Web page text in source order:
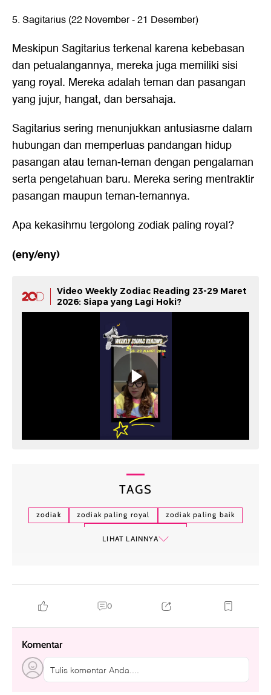
5. Sagitarius (22 November - 21 Desember)
Meskipun Sagitarius terkenal karena kebebasan
dan petualangannya, mereka juga memiliki sisi
yang royal. Mereka adalah teman dan pasangan
yang jujur, hangat, dan bersahaja.
Sagitarius sering menunjukkan antusiasme dalam
hubungan dan memperluas pandangan hidup
pasangan atau teman-teman dengan pengalaman
serta pengetahuan baru. Mereka sering mentraktir
pasangan maupun teman-temannya.
Apa kekasihmu tergolong zodiak paling royal?
(eny/eny)
Video Weekly Zodiac Reading 23-29 Maret
2026: Siapa yang Lagi Hoki?
TAGS
zodiak zodiak paling royal
zodiak paling baik
LIHAT LAINNYA
0
Komentar
Tulis komentar Anda....